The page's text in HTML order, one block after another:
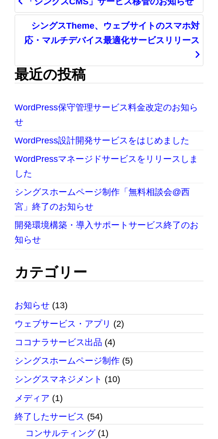
シングスTheme、ウェブサイトのスマホ対
応・マルチデバイス最適化サービスリリース
最近の投稿
WordPress保守管理サービス料金改定のお知ら
せ
WordPress設計開発サービスをはじめました
WordPressマネージドサービスをリリースしま
した
シングスホームページ制作「無料相談会@西
宮」終了のお知らせ
開発環境構築・導入サポートサービス終了のお
知らせ
カテゴリー
お知らせ (13)
ウェブサービス・アプリ (2)
ココナラサービス出品 (4)
シングスホームページ制作 (5)
シングスマネジメント (10)
メディア (1)
終了したサービス (54)
コンサルティング(1)